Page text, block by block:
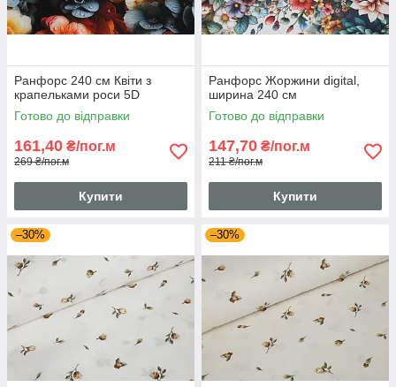
Ранфорс 240 см Квіти з
крапельками роси 5D
Готово до відправки
161,40 ₴/пог.м
269 ₴/пог.м
Купити
Ранфорс Жоржини digital,
ширина 240 см
Готово до відправки
147,70 ₴/пог.м
211 ₴/пог.м
Купити
–30% –30%